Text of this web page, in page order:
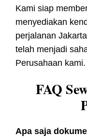
Kami siap
menyediakan
perjalanan
telah menjadi
Perusahaan kami.
FAQ
Apa saja